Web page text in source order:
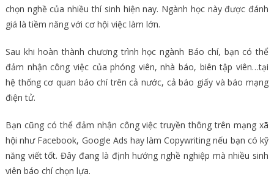
chọn nghề của nhiều thí sinh hiện nay. Ngành học này được đánh
giá là tiềm năng với cơ hội việc làm lớn.
Sau khi hoàn thành chương trình học ngành Báo chí, bạn có thể
đảm nhận công việc của phóng viên, nhà báo, biên tập viên…tại
hệ thống cơ quan báo chí trên cả nước, cả báo giấy và báo mạng
điện tử.
Bạn cũng có thể đảm nhận công việc truyền thông trên mạng xã
hội như Facebook, Google Ads hay làm Copywriting nếu bạn có kỹ
năng viết tốt. Đây đang là định hướng nghề nghiệp mà nhiều sinh
viên báo chí chọn lựa.